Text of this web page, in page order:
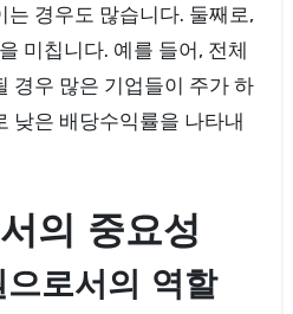
경우도 많습니다. 둘째로,
미칩니다. 예를 들어, 전체
경우 많은 기업들이 주가 하
낮은 배당수익률을 나타내
의 중요성
로서의 역할